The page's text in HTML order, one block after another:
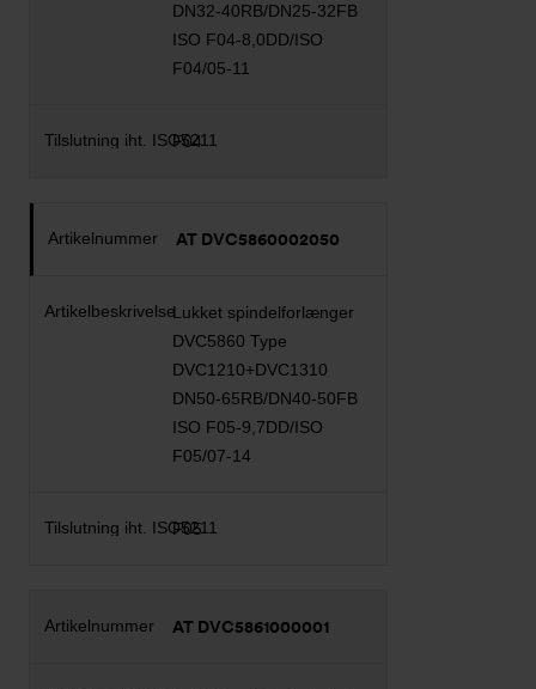
DN32-40RB/DN25-32FB
ISO F04-8,0DD/ISO
F04/05-11
F04
AT DVC5860002050
Lukket spindelforlænger
DVC5860 Type
DVC1210+DVC1310
DN50-65RB/DN40-50FB
ISO F05-9,7DD/ISO
F05/07-14
F05
AT DVC5861000001